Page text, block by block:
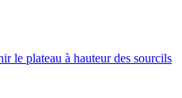
le plateau à hauteur des sourcils